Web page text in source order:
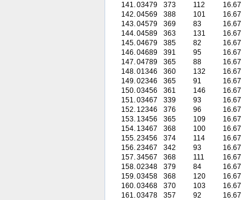
141.03479 373 112 16.67
142.04569 388 101 16.67
143.04579 369 83 16.67
144.04589 363 131 16.67
145.04679 385 82 16.67
146.04689 391 95 16.67
147.04789 365 88 16.67
148.01346 360 132 16.67
149.02346 365 91 16.67
150.03456 361 146 16.67
151.03467 339 93 16.67
152. 12346 376 96 16.67
153. 13456 365 109 16.67
154. 13467 368 100 16.67
155.23456 374 114 16.67
156.23467 342 93 16.67
157.34567 368 111 16.67
158.02348 379 84 16.67
159.03458 368 120 16.67
160.03468 370 103 16.67
161.03478 357 92 16.67